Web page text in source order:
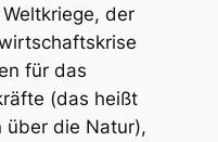
der
für das
(das heißt
über die Natur),